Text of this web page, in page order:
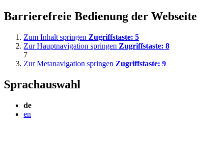
Barrierefreie Bedienung der Webseite
Zum Inhalt springen Zugriffstaste: 5
Zur Hauptnavigation springen Zugriffstaste: 8
7
Zur Metanavigation springen Zugriffstaste: 9
Sprachauswahl
de
en